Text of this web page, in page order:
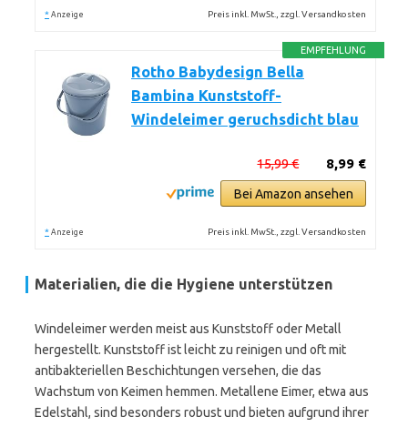
* Anzeige Preis inkl. MwSt., zzgl. Versandkosten
EMPFEHLUNG
Rotho Babydesign Bella
Bambina Kunststoff-
Windeleimer geruchsdicht blau
8,99 €
15,99 €
Bei Amazon ansehen
* Anzeige Preis inkl. MwSt., zzgl. Versandkosten
Materialien, die die Hygiene unterstützen
Windeleimer werden meist aus Kunststoff oder Metall
hergestellt. Kunststoff ist leicht zu reinigen und oft mit
antibakteriellen Beschichtungen versehen, die das
Wachstum von Keimen hemmen. Metallene Eimer, etwa aus
Edelstahl, sind besonders robust und bieten aufgrund ihrer